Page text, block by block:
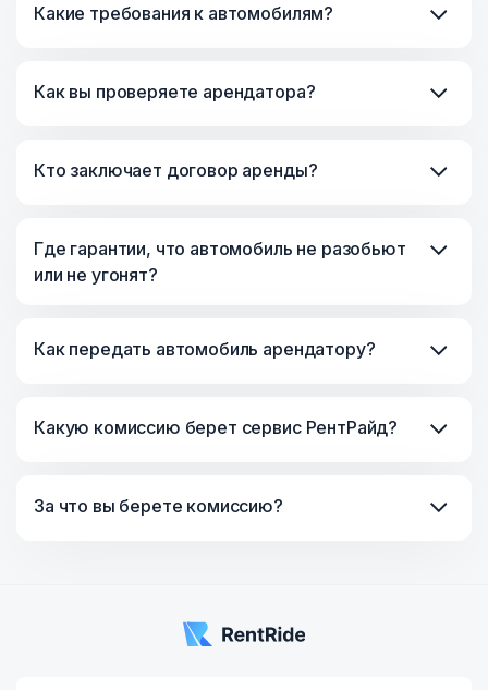
Какие требования к автомобилям?
Как вы проверяете арендатора?
Кто заключает договор аренды?
Где гарантии, что автомобиль не разобьют
или не угонят?
Как передать автомобиль арендатору?
Какую комиссию берет сервис РентРайд?
За что вы берете комиссию?